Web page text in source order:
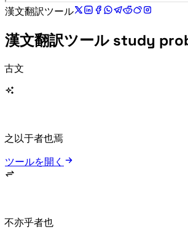
漢文翻訳ツール:
漢文翻訳ツール study
Classical Chinese Translator helps students and Chinese learners move from raw 古文 to an inspectable study result instead of a single black-box answer.
The Classical Chinese Translator keeps multiple possible meanings visible for words such as 之, 以, 于, 者, 也, and 焉.
ツールを開く
The Classical Chinese Translator highlights common patterns such as 不亦……乎, ……者……也, inverted structures, and fixed expressions.